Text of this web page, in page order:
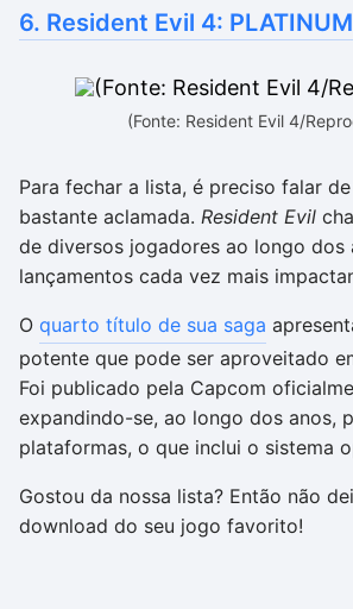
6. Resident Evil 4: PLATINUM
(Fonte: Resident Evil 4/
Para fechar a lista, é preciso falar
bastante aclamada. Resident Evil
de diversos jogadores ao longo dos
lançamentos cada vez mais
O quarto título de sua saga
potente que pode ser aproveitado
Foi publicado pela Capcom
expandindo-se, ao longo dos anos,
plataformas, o que inclui o sistema
Gostou da nossa lista? Então não
download do seu jogo favorito!